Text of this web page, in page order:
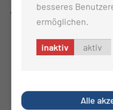
J.Nohr (Dipl.-Soz.arb./-
besseres
ermöglichen.
inaktiv aktiv
Alle